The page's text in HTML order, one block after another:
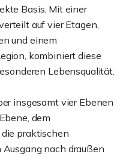
Basis. Mit einer
auf vier Etagen,
und einem
kombiniert diese
Lebensqualität.
insgesamt vier Ebenen
dem
praktischen
nach draußen